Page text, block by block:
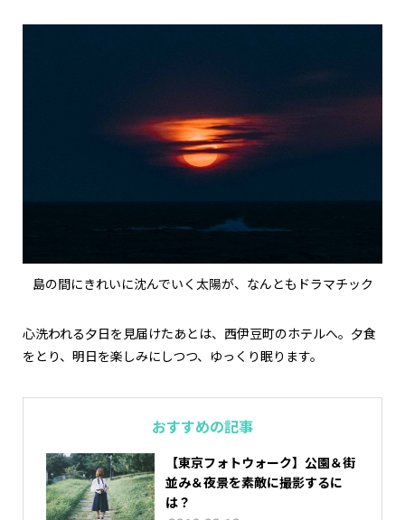
島の間にきれいに沈んでいく太陽が、なんともドラマチック
心洗われる夕日を見届けたあとは、西伊豆町のホテルへ。夕食
をとり、明日を楽しみにしつつ、ゆっくり眠ります。
おすすめの記事
【東京フォトウォーク】公園＆街
並み＆夜景を素敵に撮影するに
は？